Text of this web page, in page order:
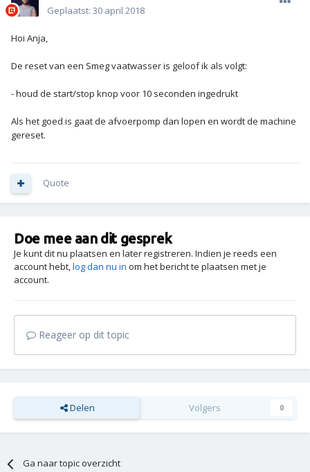
Geplaatst: 30 april 2018
Hoi Anja,
De reset van een Smeg vaatwasser is geloof ik als volgt:
- houd de start/stop knop voor 10 seconden ingedrukt
Als het goed is gaat de afvoerpomp dan lopen en wordt de machine
gereset.
Quote
Doe mee aan dit gesprek
Je kunt dit nu plaatsen en later registreren. Indien je reeds een
account hebt,log dan nu in om het bericht te plaatsen met je
account.
Reageer op dit topic
Delen Volgers 0
Ga naar topic overzicht